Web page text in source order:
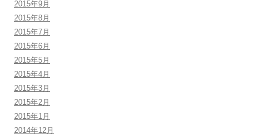
2015年9月
2015年8月
2015年7月
2015年6月
2015年5月
2015年4月
2015年3月
2015年2月
2015年1月
2014年12月